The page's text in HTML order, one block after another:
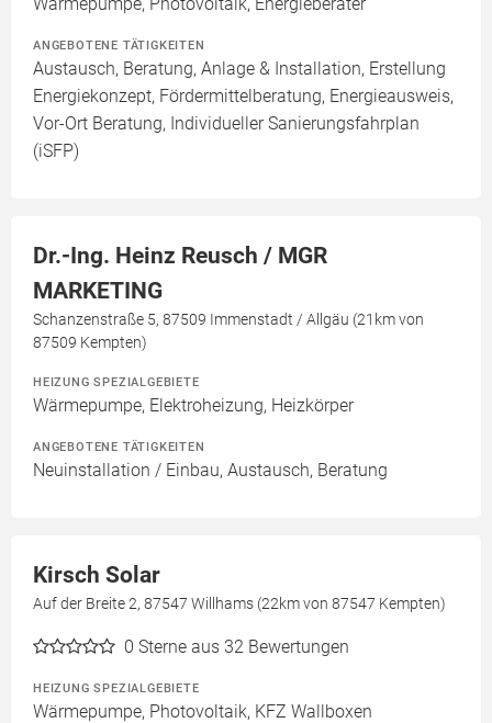
ANGEBOTENE TÄTIGKEITEN
Austausch, Beratung, Anlage & Installation, Erstellung
Energiekonzept, Fördermittelberatung, Energieausweis,
Vor-Ort Beratung, Individueller Sanierungsfahrplan
(iSFP)
Dr.-Ing. Heinz Reusch / MGR
MARKETING
Schanzenstraße 5, 87509 Immenstadt / Allgäu (21km von
87509 Kempten)
HEIZUNG SPEZIALGEBIETE
Wärmepumpe, Elektroheizung, Heizkörper
ANGEBOTENE TÄTIGKEITEN
Neuinstallation / Einbau, Austausch, Beratung
Kirsch Solar
Auf der Breite 2, 87547 Willhams (22km von 87547 Kempten)
0 Sterne aus 32 Bewertungen
HEIZUNG SPEZIALGEBIETE
Wärmepumpe, Photovoltaik, KFZ Wallboxen